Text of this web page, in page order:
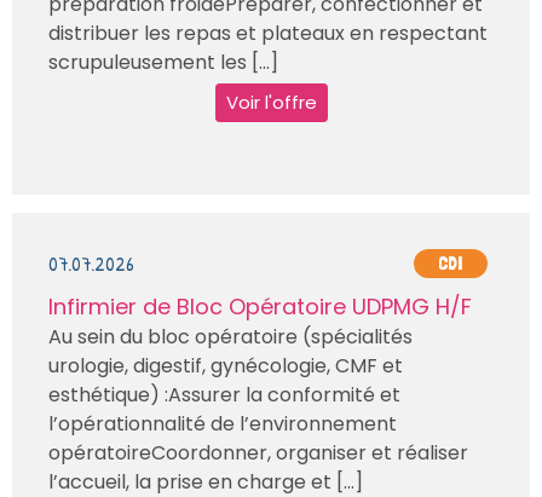
distribuer les repas et plateaux en respectant
scrupuleusement les [...]
Voir l'offre
07.07.2026 CDI
Infirmier de Bloc Opératoire UDPMG H/F
Au sein du bloc opératoire (spécialités
urologie, digestif, gynécologie, CMF et
esthétique) :Assurer la conformité et
l’opérationnalité de l’environnement
opératoireCoordonner, organiser et réaliser
l’accueil, la prise en charge et [...]